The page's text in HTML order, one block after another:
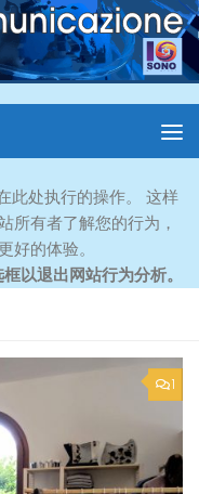
此处执行的操作。 这样
所有者了解您的行为，
好的体验。
以退出网站行为分析。
1